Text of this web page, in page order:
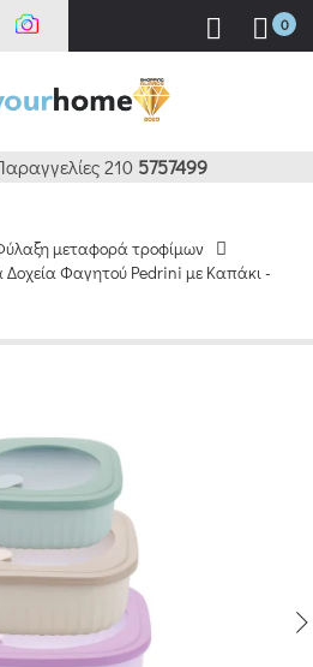
0
210 5757499
μεταφορά τροφίμων
Φαγητού Pedrini με Καπάκι -